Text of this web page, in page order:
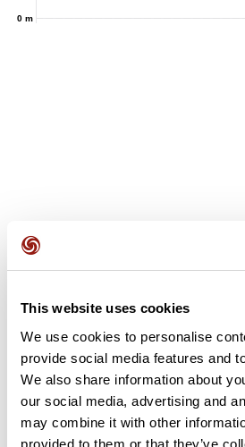
This website uses cookies
We use cookies to personalise
provide social media features and
We also share information about
our social media, advertising and
may combine it with other
provided to them or that they’ve
0 m
Recensioni degli utenti
Questo percorso non contiene
L'hai già effettuato? Sii il primo a